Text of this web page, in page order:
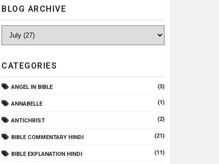
BLOG ARCHIVE
CATEGORIES
ANGEL IN BIBLE (3)
ANNABELLE (1)
ANTICHRIST (2)
BIBLE COMMENTARY HINDI (21)
BIBLE EXPLANATION HINDI (11)